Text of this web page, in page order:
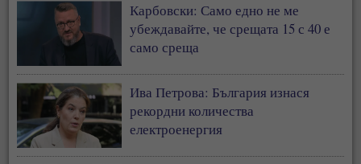
Карбовски: Само едно не ме
убеждавайте, че срещата 15 с 40 е
само среща
Ива Петрова: България изнася
рекордни количества
електроенергия